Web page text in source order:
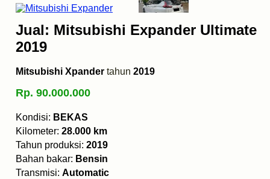
Jual: Mitsubishi Expander Ultimate
2019
Mitsubishi Xpander tahun 2019
Rp. 90.000.000
Kondisi: BEKAS
Kilometer: 28.000 km
Tahun produksi: 2019
Bahan bakar: Bensin
Transmisi: Automatic